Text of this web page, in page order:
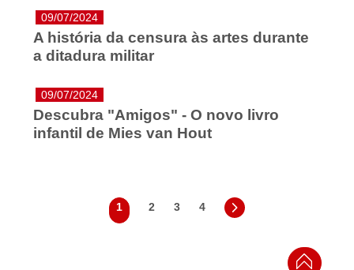
09/07/2024
A história da censura às artes durante
a ditadura militar
09/07/2024
Descubra "Amigos" - O novo livro
infantil de Mies van Hout
1 2 3 4